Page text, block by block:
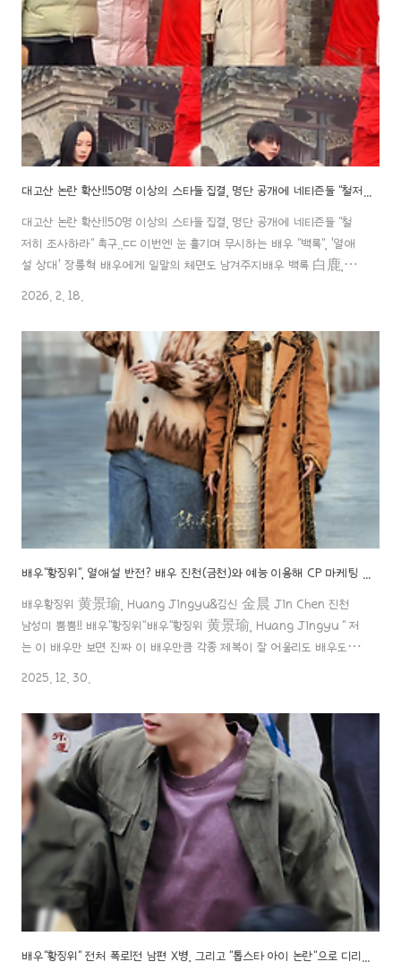
aaa888000.com ✖️배우"황징위&왕옥문", 어머! 이 오빠 또? 설마
이번에 또 여자친구 바뀐 거예요?! 배우..
대고산 논란 확산!!50명 이상의 스타들 집결, 명단 공개에 네티즌들 "철
저히 조사하라" 촉구..ㄷㄷ 이번엔 눈 흘기며 무시하는 배우 "백록", '열애
설 상대' 장릉혁 배우에게 일말의 체면도 남겨주지배우 백록 白鹿,
많고 이슈가 참 많은~배우 백록에 관한 포스팅을 시작합
aaa888000.com 중드 《장문독후 将门毒后》 공식 발표!!배우
"맹자의" VS "왕학체", '공동주연'으로 논쟁 촉발, 31배우맹자의 孟子
義, 孟子义, Meng Ziyi, 멍쯔이&왕학체 王鹤棣, Wang He Di,
왕허디 왕학체 (왕허디, 王鹤棣 / Dylan..
2026. 2. 18.
배우황징위 黄景瑜, Huang Jingyu&김신 金晨 Jin Chen 진천
남성미 뿜뿜!! 배우“황징위”배우"황징위 黄景瑜, Huang Jingyu " 저
는 이 배우만 보면 진짜 이 배우만큼 각종 제복이 잘 어울리도 배우도
없을 거라 생각이 들 정도로세상 남자!! 남성미가 물씬 풍기는 배우라 생
배우'진천'배우 "진천 金晨, 금신, Jin Chen" 도시적인 차가움과 멋진
언니 매력을 가지고 있는 아름다운 배우죠..! 작품에서 볼 때마다 쿨하고
시크한 매력과 그 안에서의 다정함과 키도 크고 늘씬한 그녀의
aaa888000.com ✖️ 배우"황징위", 열애설 반전? 배우 진천(금천)
과 예능 이용해 CP 마케팅 의혹, 양측 침묵에..
2025. 12. 30.